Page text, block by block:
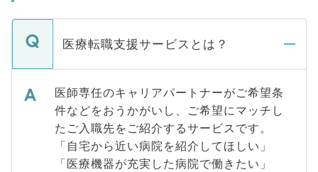
医療転職支援サービスとは？
医師専任のキャリアパートナーがご希望条
件などをおうかがいし、ご希望にマッチし
たご入職先をご紹介するサービスです。
「自宅から近い病院を紹介してほしい」
「医療機器が充実した病院で働きたい」